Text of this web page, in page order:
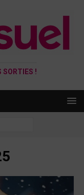
SORTIES !